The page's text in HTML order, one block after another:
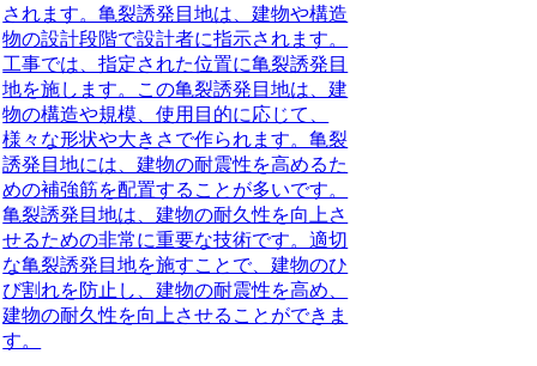
されます。亀裂誘発目地は、建物や構造
物の設計段階で設計者に指示されます。
工事では、指定された位置に亀裂誘発目
地を施します。この亀裂誘発目地は、建
物の構造や規模、使用目的に応じて、
様々な形状や大きさで作られます。亀裂
誘発目地には、建物の耐震性を高めるた
めの補強筋を配置することが多いです。
亀裂誘発目地は、建物の耐久性を向上さ
せるための非常に重要な技術です。適切
な亀裂誘発目地を施すことで、建物のひ
び割れを防止し、建物の耐震性を高め、
建物の耐久性を向上させることができま
す。